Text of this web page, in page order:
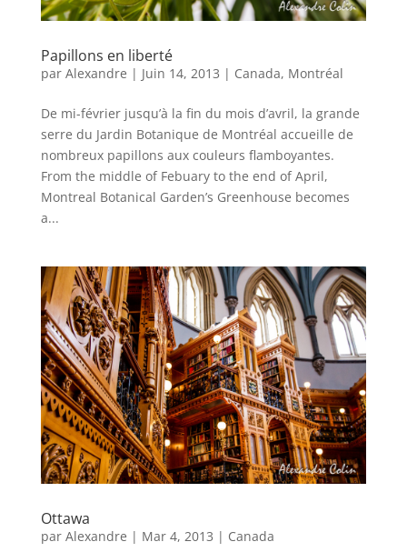
Papillons en liberté
par Alexandre | Juin 14, 2013 | Canada, Montréal
De mi-février jusqu’à la fin du mois d’avril, la grande
serre du Jardin Botanique de Montréal accueille de
nombreux papillons aux couleurs flamboyantes.
From the middle of Febuary to the end of April,
Montreal Botanical Garden’s Greenhouse becomes
a...
Ottawa
par Alexandre | Mar 4, 2013 | Canada